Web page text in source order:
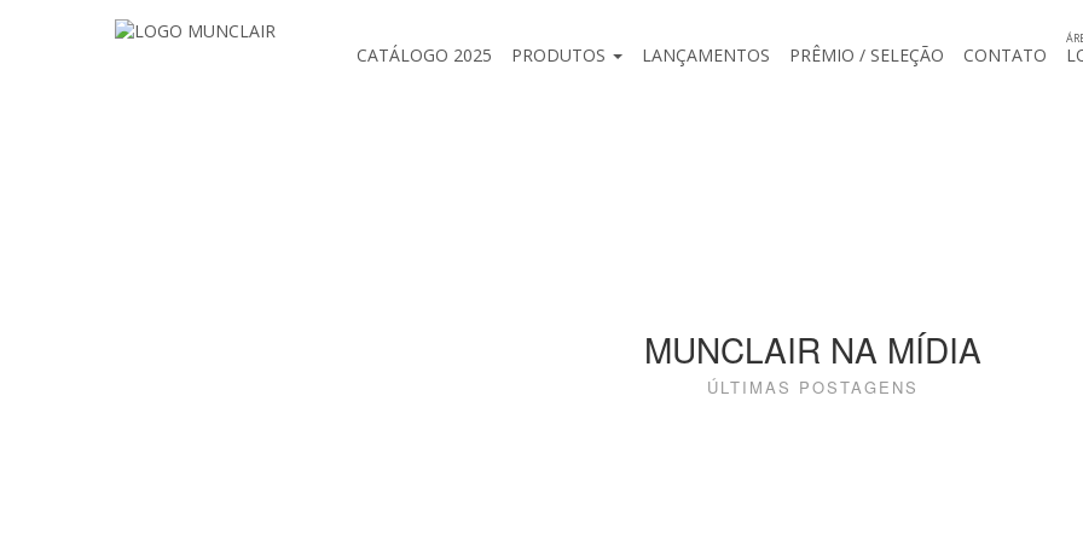
CATÁLOGO 2025 PRODUTOS LANÇAMENTOS PRÊMIO / SELEÇÃO CONTATO
MUNCLAIR NA MÍDIA
ÚLTIMAS POSTAGENS